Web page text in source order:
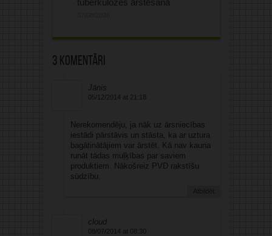
tuberkulozes ārstēšanā
3 komentāri
Jānis
05/12/2014 at 21:18
Nerekomendēju, ja nāk uz ārsniecības
iestādi pārstāvis un stāsta, ka ar uztura
bagātinātājiem var ārstēt. Kā nav kauna
runāt tādas muļķības par saviem
produktiem. Nākošreiz PVD rakstīšu
sūdzību.
Atbildēt
cloud
08/07/2014 at 08:30